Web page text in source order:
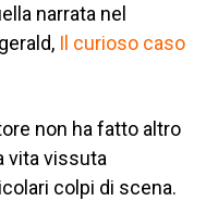
narrata nel
Il curioso caso
non ha fatto altro
vita vissuta
colpi di scena.